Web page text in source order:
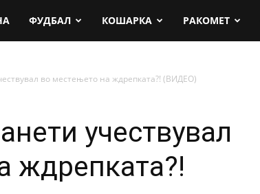
ФУДБАЛ КОШАРКА РАКОМЕТ
во местењето на ждрепката?! (ВИДЕО)
учествувал
ждрепката?!